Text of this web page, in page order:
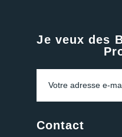
Je veux des
Contact